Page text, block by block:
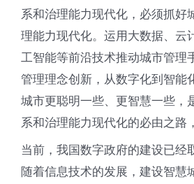
系和治理能力现代化，必须抓好
理能力现代化。运用大数据、云
工智能等前沿技术推动城市管理
管理理念创新，从数字化到智能
城市更聪明一些、更智慧一些，
系和治理能力现代化的必由之路
当前，我国数字政府的建设已经
随着信息技术的发展，建设智慧